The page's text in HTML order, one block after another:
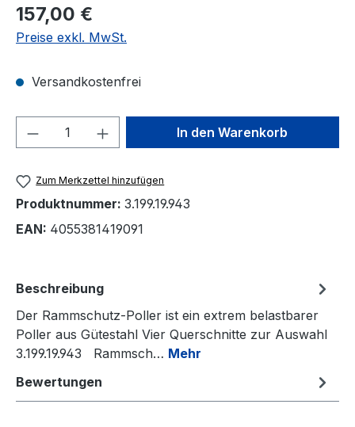
Regulärer Preis:
157,00 €
Preise exkl. MwSt.
Versandkostenfrei
Produkt Anzahl: Gib denIn den Warenkorb
Zum Merkzettel hinzufügen
Produktnummer: 3.199.19.943
EAN: 4055381419091
Beschreibung
Der Rammschutz-Poller ist ein extrem belastbarer
Poller aus Gütestahl Vier Querschnitte zur Auswahl
3.199.19.943 Rammsch… Mehr
Bewertungen